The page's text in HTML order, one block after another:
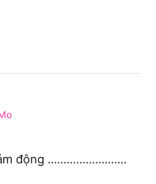
động .........................